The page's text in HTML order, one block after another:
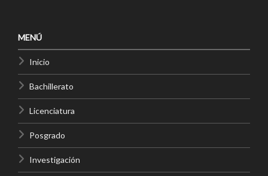
MENÚ
Inicio
Bachillerato
Licenciatura
Posgrado
Investigación